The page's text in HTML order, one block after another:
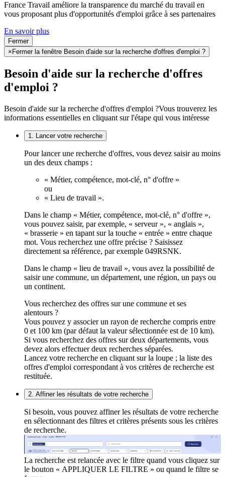
France Travail améliore la transparence du marché du travail en
vous proposant plus d'opportunités d'emploi grâce à ses partenaires
En savoir plus
Fermer
× Fermer la fenêtre Besoin d'aide sur la recherche d'offres d'emploi ?
Besoin d'aide sur la recherche d'offres
d'emploi ?
Besoin d'aide sur la recherche d'offres d'emploi ?Vous trouverez les
informations essentielles en cliquant sur l'étape qui vous intéresse
1. Lancer votre recherche
Pour lancer une recherche d'offres, vous devez saisir au moins
un des deux champs :
« Métier, compétence, mot-clé, n° d'offre »
ou
« Lieu de travail ».
Dans le champ « Métier, compétence, mot-clé, n° d'offre »,
vous pouvez saisir, par exemple, « serveur », « anglais »,
« brasserie » en tapant sur la touche « entrée » entre chaque
mot. Vous recherchez une offre précise ? Saisissez
directement sa référence, par exemple 049RSNK.
Dans le champ « lieu de travail », vous avez la possibilité de
saisir une commune, un département, une région, un pays ou
un continent.
Vous recherchez des offres sur une commune et ses
alentours ?
Vous pouvez y associer un rayon de recherche compris entre
0 et 100 km (par défaut la valeur sélectionnée est de 10 km).
Si vous recherchez des offres sur deux départements, vous
devez alors effectuer deux recherches séparées.
Lancez votre recherche en cliquant sur la loupe ; la liste des
offres d'emploi correspondant à vos critères de recherche est
restituée.
2. Affiner les résultats de votre recherche
Si besoin, vous pouvez affiner les résultats de votre recherche
en sélectionnant des filtres et critères présents sous les critères
de recherche.
La recherche est relancée avec le filtre quand vous cliquez sur
le bouton « APPLIQUER LE FILTRE » ou quand le filtre se